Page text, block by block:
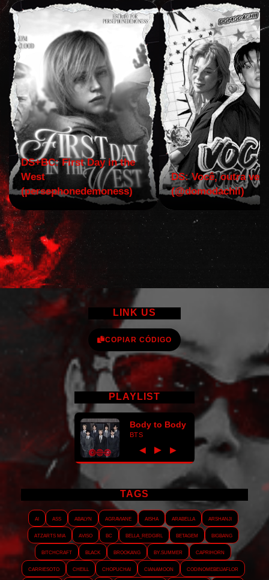
DS+BC: First Day in the
West
(persephonedemoness)
DS: Você, outra vez!
(@domodachii)
LINK US
COPIAR CÓDIGO
PLAYLIST
Body to Body
BTS
◀ ► ▶
TAGS
AI ASS Abalyn Agraviane Aisha Arabella
Arshanji
Atzarts Mia
Aviso BC Bella_RedGirl Betagem
Bigbang
Bitchcraft
Black Brookang By.summer
Caprihorn
Carriesoto
Cheill Chopuchai Cianamoon Codinomebeijaflor